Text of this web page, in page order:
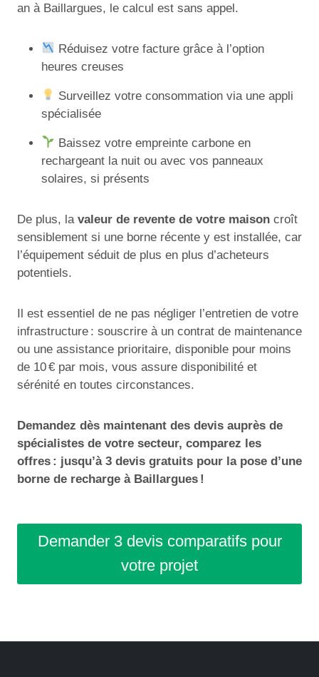
an à Baillargues, le calcul est sans appel.
Réduisez votre facture grâce à l’option
heures creuses
Surveillez votre consommation via une appli
spécialisée
Baissez votre empreinte carbone en
rechargeant la nuit ou avec vos panneaux
solaires, si présents
De plus, la valeur de revente de votre maison croît
sensiblement si une borne récente y est installée, car
l’équipement séduit de plus en plus d’acheteurs
potentiels.
Il est essentiel de ne pas négliger l’entretien de votre
infrastructure : souscrire à un contrat de maintenance
ou une assistance prioritaire, disponible pour moins
de 10 € par mois, vous assure disponibilité et
sérénité en toutes circonstances.
Demandez dès maintenant des devis auprès de
spécialistes de votre secteur, comparez les
offres : jusqu’à 3 devis gratuits pour la pose d’une
borne de recharge à Baillargues !
Demander 3 devis comparatifs pour
votre projet